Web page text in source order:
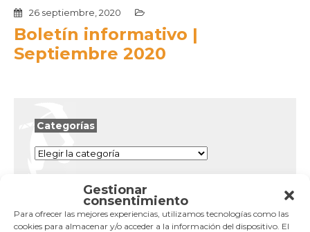
Gestionar
consentimiento
Para ofrecer las mejores experiencias, utilizamos tecnologías como las
cookies para almacenar y/o acceder a la información del dispositivo. El
26 septiembre, 2020
Boletín informativo |
Septiembre 2020
Categorías
Categorías